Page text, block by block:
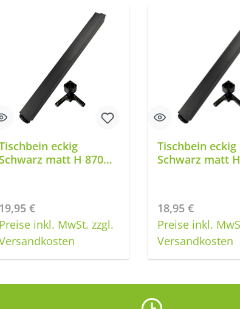
ein oder benutze die Schaltflächen um die Anzahl
eckig
matt H 870
Regulärer Preis:
19,95 €
Preise inkl. MwSt. zzgl.
Produkt Anzahl: Gib den gewünschten Wert ein oder
Tischbein eckig
Schwarz matt
Regulärer Preis:
18,95 €
Preise inkl.
Versandkosten
Produkt Anzahl: